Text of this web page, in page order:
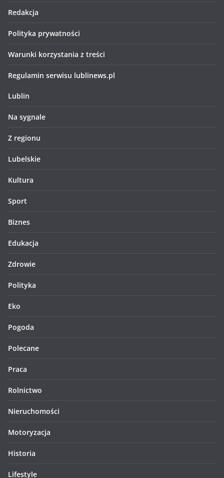
Redakcja
Polityka prywatności
Warunki korzystania z treści
Regulamin serwisu lublinews.pl
Lublin
Na sygnale
Z regionu
Lubelskie
Kultura
Sport
Biznes
Edukacja
Zdrowie
Polityka
Eko
Pogoda
Polecane
Praca
Rolnictwo
Nieruchomości
Motoryzacja
Historia
Lifestyle